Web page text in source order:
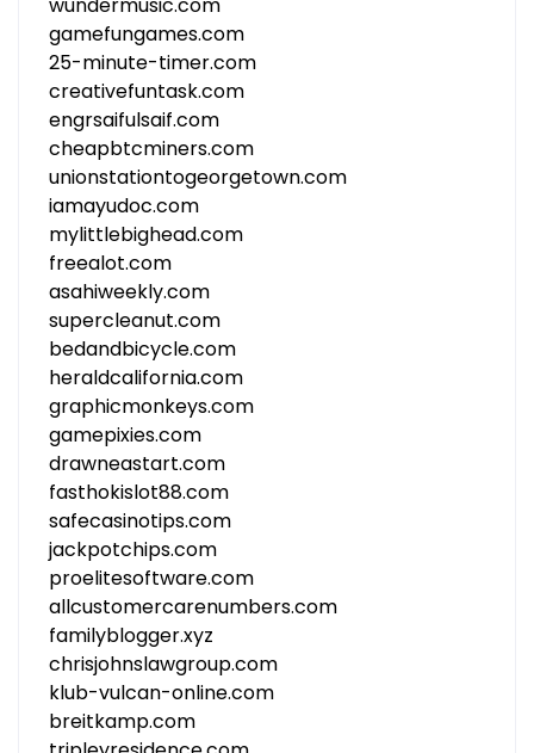
gamefungames.com
25-minute-timer.com
creativefuntask.com
engrsaifulsaif.com
cheapbtcminers.com
unionstationtogeorgetown.com
iamayudoc.com
mylittlebighead.com
freealot.com
asahiweekly.com
supercleanut.com
bedandbicycle.com
heraldcalifornia.com
graphicmonkeys.com
gamepixies.com
drawneastart.com
fasthokislot88.com
safecasinotips.com
jackpotchips.com
proelitesoftware.com
allcustomercarenumbers.com
familyblogger.xyz
chrisjohnslawgroup.com
klub-vulcan-online.com
breitkamp.com